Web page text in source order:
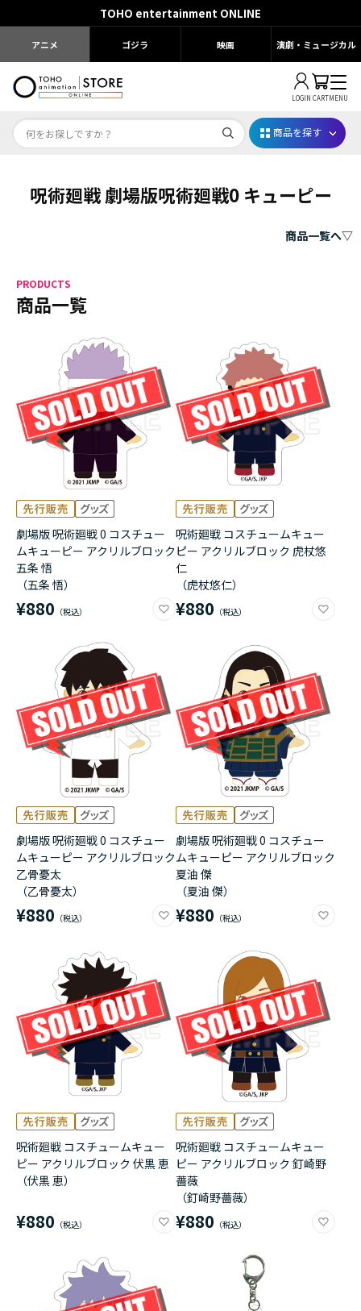
TOHO entertainment ONLINE
アニメ ゴジラ 映画 演劇・ミュージカル
LOGIN CARTMENU
Dr.STONE STONE FES.2026
薬屋のひとりごと 夏の園遊会2026
アニメ『僕のヒーローアカデミア』10周年
ハイキュー!!ジャージ＆ユニフォーム
『無職転生Ⅲ ～異世界行ったら本気だす～』
『ふつつかな悪女ではございますが ～雛宮蝶鼠と
りかえ伝～』
商品を探す
呪術廻戦 劇場版呪術廻戦0 キューピー
商品一覧へ▽
PRODUCTS
商品一覧
劇場版 呪術廻戦 0 コスチュー
ムキューピー アクリルブロック
五条 悟
（五条 悟）
¥880
呪術廻戦 コスチュームキュー
ピー アクリルブロック 虎杖悠
仁
（虎杖悠仁）
¥880
劇場版 呪術廻戦 0 コスチュー
ムキューピー アクリルブロック
乙骨憂太
（乙骨憂太）
¥880
劇場版 呪術廻戦 0 コスチュー
ムキューピー アクリルブロック
夏油 傑
（夏油 傑）
¥880
呪術廻戦 コスチュームキュー
ピー アクリルブロック 伏黒 恵
（伏黒 恵）
¥880
呪術廻戦 コスチュームキュー
ピー アクリルブロック 釘崎野
薔薇
（釘崎野薔薇）
¥880